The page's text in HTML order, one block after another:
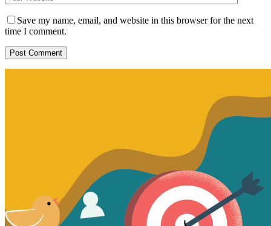
Save my name, email, and website in this browser for the next
time I comment.